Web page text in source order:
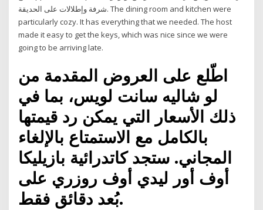
شرفة وإطلالات على الحديقة. The dining room and kitchen were
particularly cozy. It has everything that we needed. The host
made it easy to get the keys, which was nice since we were
going to be arriving late.
اطّلع على العروض المقدمة من
لو شاليه سانت لويس، بما في
ذلك الأسعار التي يمكن رد قيمتها
بالكامل مع الاستمتاع بالإلغاء
المجاني. ستجد كاتدرائية بازيليكا
أوف أور ليدي أوف روزري على
بُعد دقائق فقط.